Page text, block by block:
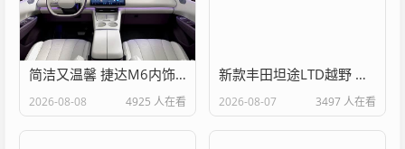
简洁又温馨 捷达M6内饰官图发布 将于下半年上市
2026-08-08 4925 人在看
新款丰田坦途LTD越野 现车参数配置价格
2026-08-07 3497 人在看